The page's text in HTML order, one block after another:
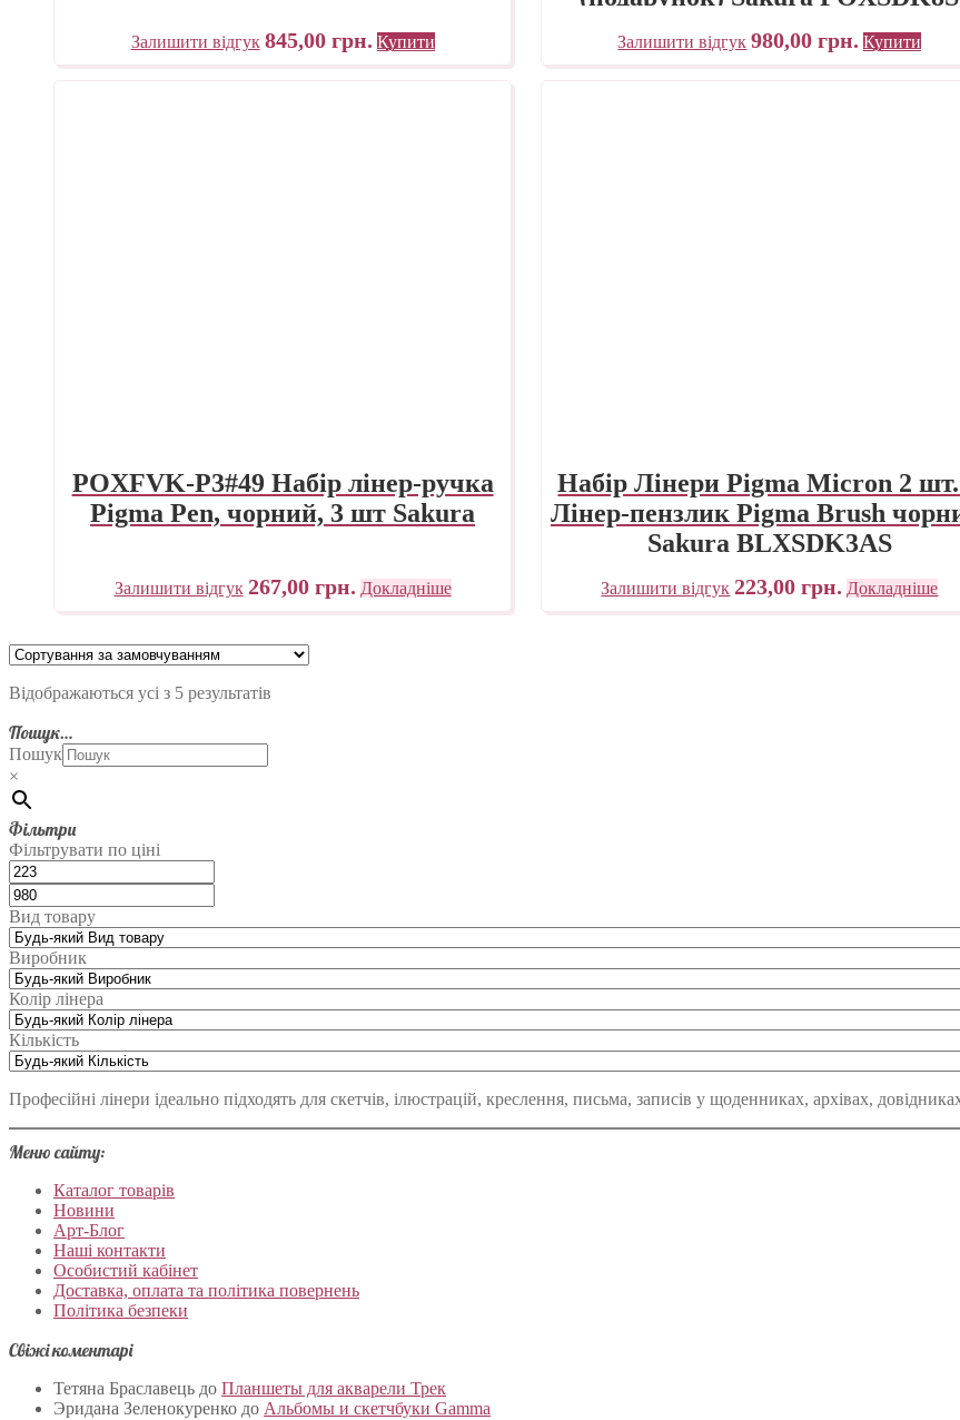
Залишити відгук 845,00 грн. Купити Залишити відгук 980,00грн. Купити
POXFVK-P3#49 Набір лінер-ручка
Pigma Pen, чорний, 3 шт Sakura
Залишити відгук 267,00 грн. Докладніше
Набір Лінери Pigma Micron 2
Лінер-пензлик Pigma Brush
Sakura BLXSDK3AS
Залишити відгук 223,00грн. Докладніше
Відображаються усі з 5 результатів
Пошук…
Пошук
×
Фільтри
Фільтрувати по ціні
Вид товару
Виробник
Колір лінера
Кількість
Професійні лінери ідеально підходять для скетчів, ілюстрацій, креслення, письма, записів у щоденниках, архівах,
Меню сайту:
Каталог товарів
Новини
Арт-Блог
Наші контакти
Особистий кабінет
Доставка, оплата та політика повернень
Політика безпеки
Свіжі коментарі
Тетяна Браславець до Планшеты для акварели Трек
Эридана Зеленокуренко до Альбомы и скетчбуки Gamma